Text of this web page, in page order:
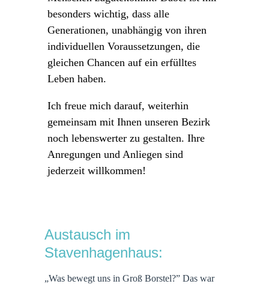
besonders wichtig, dass alle
Generationen, unabhängig von ihren
individuellen Voraussetzungen, die
gleichen Chancen auf ein erfülltes
Leben haben.
Ich freue mich darauf, weiterhin
gemeinsam mit Ihnen unseren Bezirk
noch lebenswerter zu gestalten. Ihre
Anregungen und Anliegen sind
jederzeit willkommen!
Austausch im
Stavenhagenhaus:
„Was bewegt uns in Groß Borstel?” Das war